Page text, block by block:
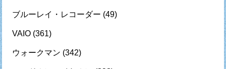
ブルーレイ・レコーダー (49)
VAIO (361)
ウォークマン (342)